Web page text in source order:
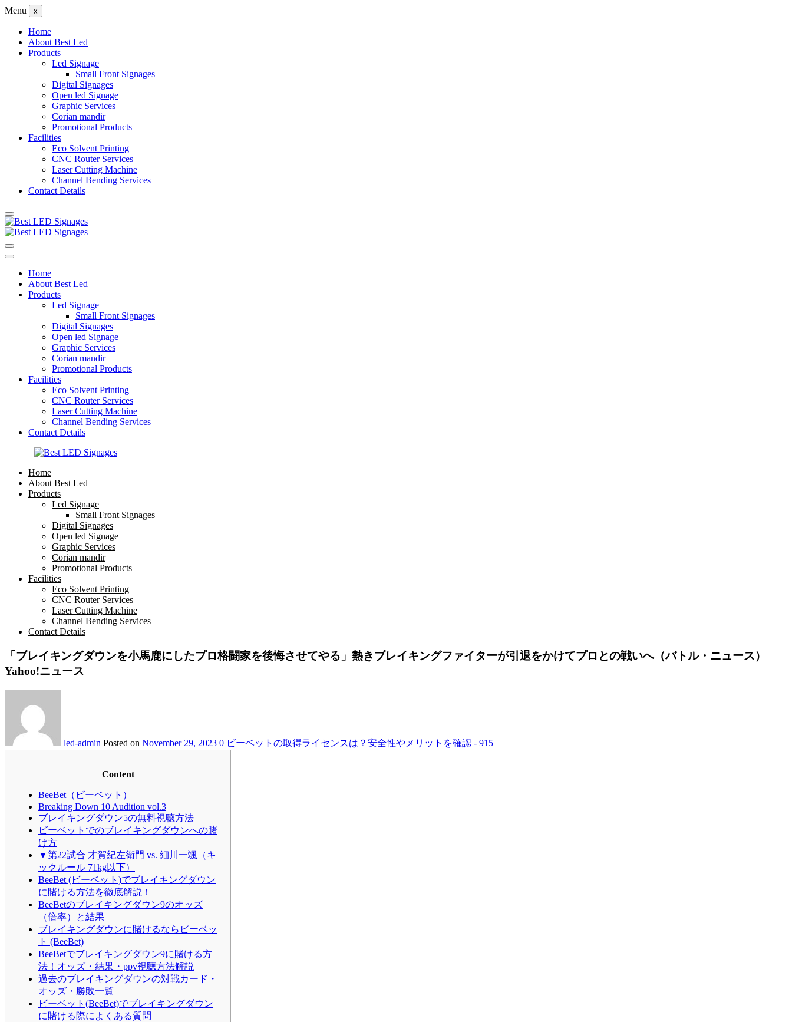
Menu x
Home
About Best Led
Products
Led Signage
Small Front Signages
Digital Signages
Open led Signage
Graphic Services
Corian mandir
Promotional Products
Facilities
Eco Solvent Printing
CNC Router Services
Laser Cutting Machine
Channel Bending Services
Contact Details
Home
About Best Led
Products
Led Signage
Small Front Signages
Digital Signages
Open led Signage
Graphic Services
Corian mandir
Promotional Products
Facilities
Eco Solvent Printing
CNC Router Services
Laser Cutting Machine
Channel Bending Services
Contact Details
Home
About Best Led
Products
Led Signage
Small Front Signages
Digital Signages
Open led Signage
Graphic Services
Corian mandir
Promotional Products
Facilities
Eco Solvent Printing
CNC Router Services
Laser Cutting Machine
Channel Bending Services
Contact Details
「ブレイキングダウンを小馬鹿にしたプロ格闘家を後悔させてやる」熱きブレイキングファイターが引退をかけてプロとの戦いへ（バトル・ニュース）
Yahoo!ニュース
led-admin Posted on November 29, 2023 0 ビーベットの取得ライセンスは？安全性やメリットを確認 - 915
Content
BeeBet（ビーベット）
Breaking Down 10 Audition vol.3
ブレイキングダウン5の無料視聴方法
ビーベットでのブレイキングダウンへの賭
け方
▼第22試合 才賀紀左衛門 vs. 細川一颯（キ
ックルール 71kg以下）
BeeBet (ビーベット)でブレイキングダウン
に賭ける方法を徹底解説！
BeeBetのブレイキングダウン9のオッズ
（倍率）と結果
ブレイキングダウンに賭けるならビーベッ
ト (BeeBet)
BeeBetでブレイキングダウン9に賭ける方
法！オッズ・結果・ppv視聴方法解説
過去のブレイキングダウンの対戦カード・
オッズ・勝敗一覧
ビーベット(BeeBet)でブレイキングダウン
に賭ける際によくある質問